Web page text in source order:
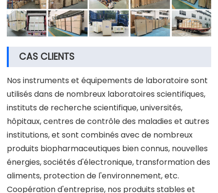
CAS CLIENTS
Nos instruments et équipements de laboratoire sont
utilisés dans de nombreux laboratoires scientifiques,
instituts de recherche scientifique, universités,
hôpitaux, centres de contrôle des maladies et autres
institutions, et sont combinés avec de nombreux
produits biopharmaceutiques bien connus, nouvelles
énergies, sociétés d'électronique, transformation des
aliments, protection de l'environnement, etc.
Coopération d'entreprise, nos produits stables et